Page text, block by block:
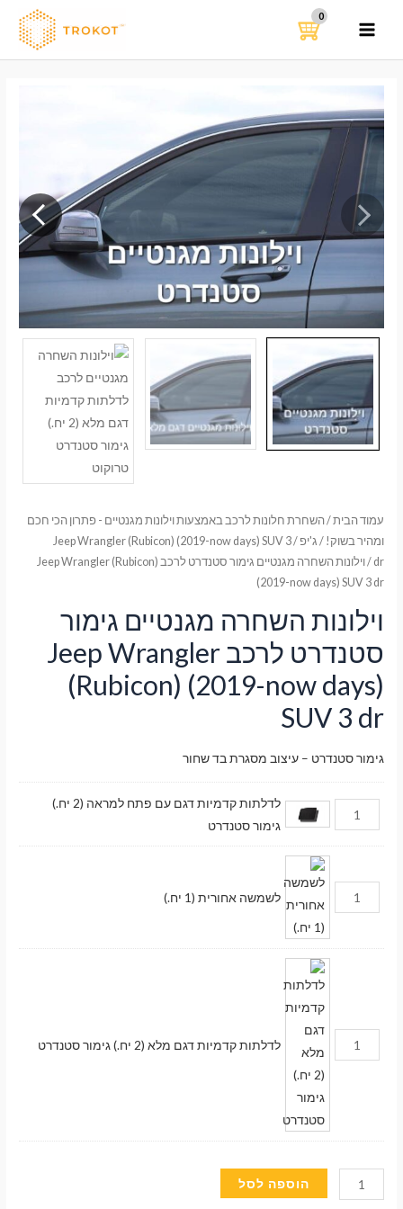
MAIN
עמוד הבית/השחרת חלונות לרכב באמצעות וילונות מגנטיים - פתרון הכי חכם
ומהיר בשוק! / ג'יפ /
Jeep Wrangler (Rubicon) (2019-now days) SUV 3
dr
/ וילונות השחרה מגנטיים גימור סטנדרט לרכב Jeep Wrangler (Rubicon)
(2019-now days) SUV 3 dr
וילונות השחרה מגנטיים גימור
סטנדרט לרכב Jeep Wrangler
(Rubicon) (2019-now days)
SUV 3 dr
גימור סטנדרט – עיצוב מסגרת בד שחור
לדלתות קדמיות דגם עם פתח למראה (2 יח.)
גימור סטנדרט
לשמשה אחורית (1 יח.)
לדלתות קדמיות דגם מלא (2 יח.) גימור סטנדרט
כמות
של
הוספה לסל